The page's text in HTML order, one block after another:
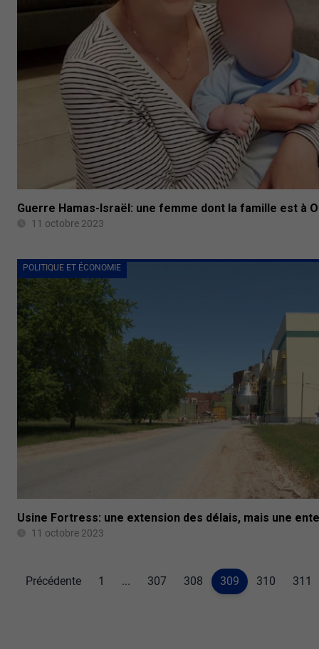
Guerre Hamas-Israël: une femme dont la famille est à
11 octobre 2023
POLITIQUE ET ÉCONOMIE
Usine Fortress: une extension des délais, mais une
11 octobre 2023
Précédente 1 ... 307 308 309 310 311